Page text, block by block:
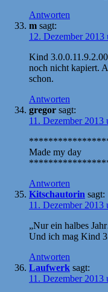
Antworten
m sagt:
12. Dezember
Kind
noch nicht kapiert.
schon.
Antworten
gregor sagt:
11. Dezember
Made my day
Antworten
Kitschautorin sagt:
11. Dezember
„Nur ein halbes
Und ich mag Kind
Antworten
Laufwerk sagt:
11. Dezember